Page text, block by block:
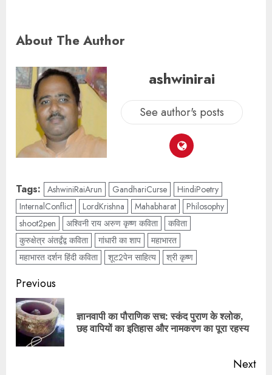
About The Author
ashwinirai
See author's posts
Tags: AshwiniRaiArun GandhariCurse
HindiPoetry
InternalConflict
LordKrishna Mahabharat
Philosophy
shoot2pen
अश्विनी राय अरुण कृष्ण कविता
कविता
कुरुक्षेत्र अंतर्द्वंद्व कविता
गांधारी का शाप
महाभारत
महाभारत दर्शन हिंदी कविता
शूट2पेन साहित्य श्री कृष्ण
Previous
ज्ञानवापी का पौराणिक सच: स्कंद पुराण के श्लोक,
छह वापियों का इतिहास और नामकरण का पूरा रहस्य
Next